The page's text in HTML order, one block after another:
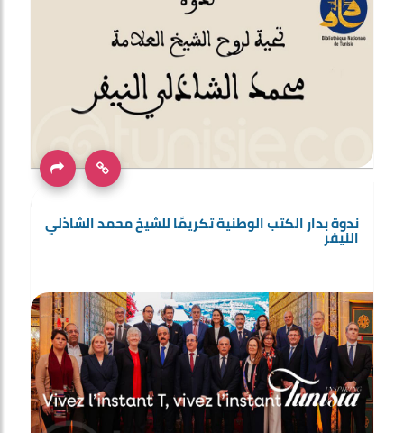
ندوة بدار الكتب الوطنية تكريمًا للشيخ محمد الشاذلي
النيفر